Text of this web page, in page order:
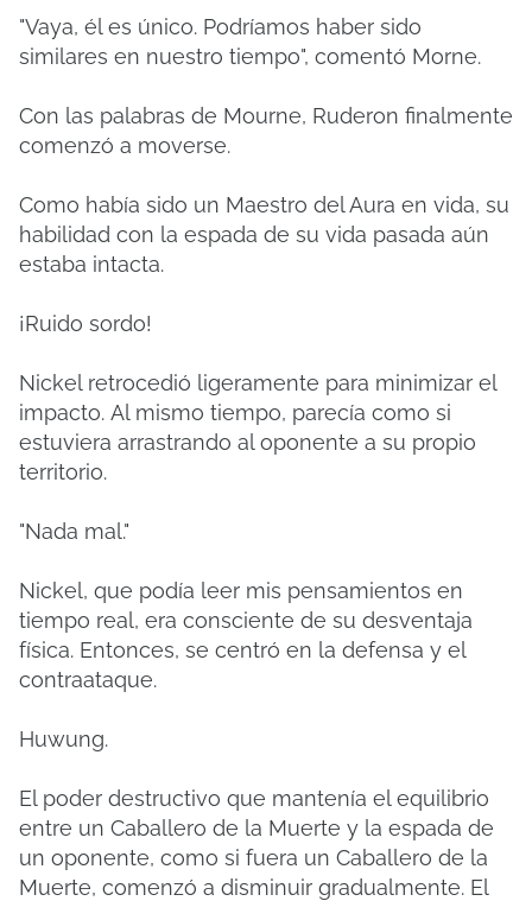
"Vaya, él es único. Podríamos haber sido
similares en nuestro tiempo", comentó Morne.
Con las palabras de Mourne, Ruderon finalmente
comenzó a moverse.
Como había sido un Maestro del Aura en vida, su
habilidad con la espada de su vida pasada aún
estaba intacta.
¡Ruido sordo!
Nickel retrocedió ligeramente para minimizar el
impacto. Al mismo tiempo, parecía como si
estuviera arrastrando al oponente a su propio
territorio.
"Nada mal."
Nickel, que podía leer mis pensamientos en
tiempo real, era consciente de su desventaja
física. Entonces, se centró en la defensa y el
contraataque.
Huwung.
El poder destructivo que mantenía el equilibrio
entre un Caballero de la Muerte y la espada de
un oponente, como si fuera un Caballero de la
Muerte, comenzó a disminuir gradualmente. El